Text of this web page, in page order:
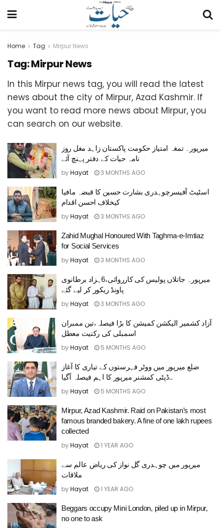
Home Tag Mirpur News
Tag:Mirpur News
In this Mirpur news tag, you will read the latest
news about the city of Mirpur, Azad Kashmir. If
you want to read more news about Mirpur, you
can search on our website.
میرپور۔ تمغہ امتیاز حکومت پاکستان زاہد مغل روز
نامہ حیات کے دفتر پہنچ آئے
byHayat 3 MONTHS AGO
اسٹیٹ آفیسرچوہدری بشارت حسین کا قبضہ مافیا
کیخلاف احسن اقدام
byHayat 3 MONTHS AGO
Zahid Mughal Honoured With Taghma-e-Imtiaz
for Social Services
byHayat 3 MONTHS AGO
میرپور۔ جاتلاں پولیس کی کارروائی،6ہزاد برطانوی
پاونڈ ریکور کر لیے گئے
byHayat 3 MONTHS AGO
آزاد کشمیر الیکشن کمیشن کا بڑا فیصلہ،تین ممبران
byHayat 5 MONTHS AGO
ضلع میرپور میں ووٹر فہرستوں کے تیاری کا آغاز
byHayat 5 MONTHS AGO
Mirpur, Azad Kashmir. Raid on Pakistan’s most
famous branded bakery. A fine of one lakh rupees
collected
byHayat 1 YEAR AGO
میرپور میں چوہدری گل نواز کی ریاض عالم سے
ملاقات
byHayat 1 YEAR AGO
Beggars occupy Mini London, piled up in Mirpur,
no one to ask